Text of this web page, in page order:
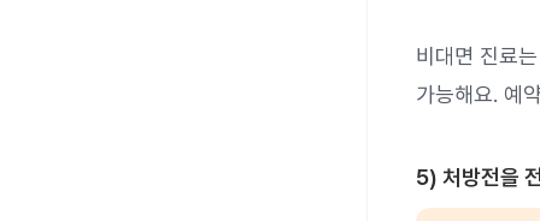
비대면 진료
가능해요. 예
5) 처방전을